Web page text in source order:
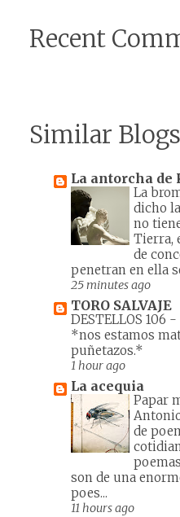
Recent
Similar
La antorcha de
La
dicho
no
Tierra,
de
penetran en ella
25 minutes ago
TORO SALVAJE
DESTELLOS 106 -
*nos estamos
puñetazos.*
1 hour ago
La acequia
Papar
de
son de una
poes...
11 hours ago